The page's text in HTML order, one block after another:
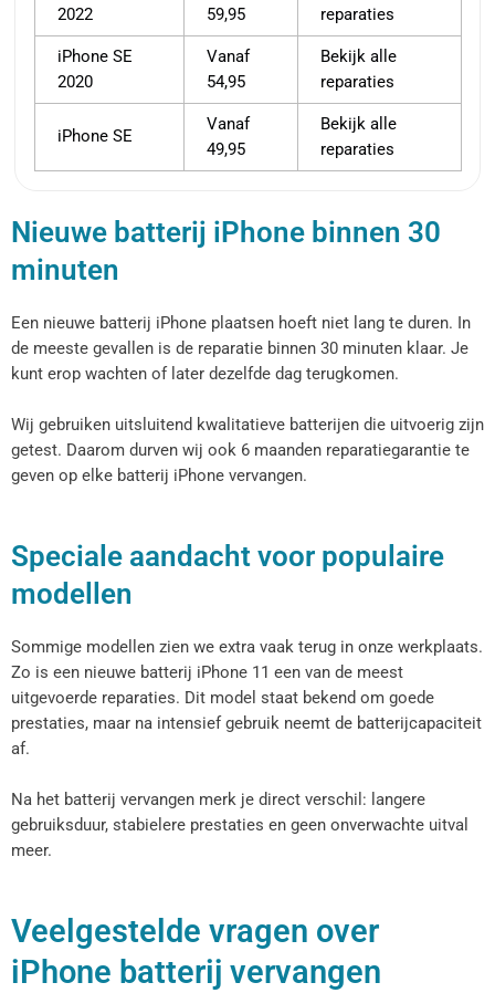
2022
59,95
reparaties
iPhone SE
2020
Vanaf
54,95
Bekijk alle
reparaties
iPhone SE
Vanaf
49,95
Bekijk alle
reparaties
Nieuwe batterij iPhone binnen 30
minuten
Een nieuwe batterij iPhone plaatsen hoeft niet lang te duren. In
de meeste gevallen is de reparatie binnen 30 minuten klaar. Je
kunt erop wachten of later dezelfde dag terugkomen.
Wij gebruiken uitsluitend kwalitatieve batterijen die uitvoerig zijn
getest. Daarom durven wij ook 6 maanden reparatiegarantie te
geven op elke batterij iPhone vervangen.
Speciale aandacht voor populaire
modellen
Sommige modellen zien we extra vaak terug in onze werkplaats.
Zo is een nieuwe batterij iPhone 11 een van de meest
uitgevoerde reparaties. Dit model staat bekend om goede
prestaties, maar na intensief gebruik neemt de batterijcapaciteit
af.
Na het batterij vervangen merk je direct verschil: langere
gebruiksduur, stabielere prestaties en geen onverwachte uitval
meer.
Veelgestelde vragen over
iPhone batterij vervangen